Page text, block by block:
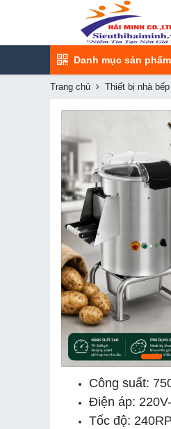
Danh mục sản phẩm
Trang chủ Thiết bị nhà bếp
Công suất:
Điện áp:
Tốc độ: